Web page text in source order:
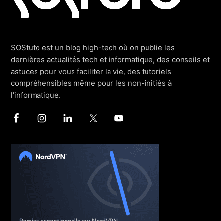
SOStuto est un blog high-tech où on publie les
dernières actualités tech et informatique, des conseils et
astuces pour vous faciliter la vie, des tutoriels
compréhensibles même pour les non-initiés à
l'informatique.